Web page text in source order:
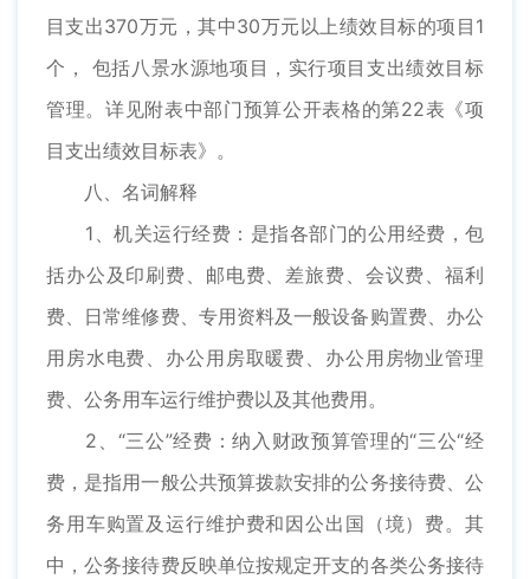
目支出370万元，其中30万元以上绩效目标的项目1
个， 包括八景水源地项目，实行项目支出绩效目标
管理。详见附表中部门预算公开表格的第22表《项
目支出绩效目标表》。
八、名词解释
1、机关运行经费：是指各部门的公用经费，包
括办公及印刷费、邮电费、差旅费、会议费、福利
费、日常维修费、专用资料及一般设备购置费、办公
用房水电费、办公用房取暖费、办公用房物业管理
费、公务用车运行维护费以及其他费用。
2、“三公”经费：纳入财政预算管理的“三公“经
费，是指用一般公共预算拨款安排的公务接待费、公
务用车购置及运行维护费和因公出国（境）费。其
中，公务接待费反映单位按规定开支的各类公务接待